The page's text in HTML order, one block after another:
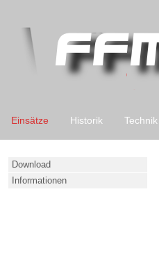
Einsätze Historik Technik
Download
Informationen